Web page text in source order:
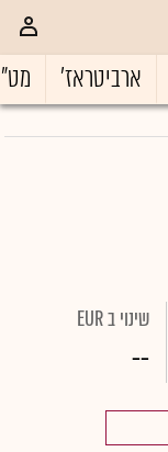
ארביטראז'
שינוי ב EUR
--